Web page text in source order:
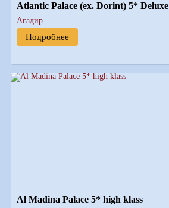
Atlantic Palace (ex. Dorint) 5* Deluxe
Агадир
Подробнее
Al Madina Palace 5* high klass